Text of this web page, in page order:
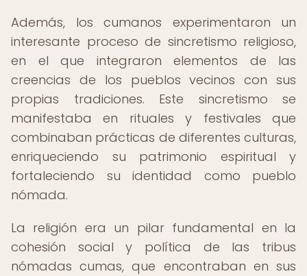
Además, los cumanos experimentaron un
interesante proceso de sincretismo religioso,
en el que integraron elementos de las
creencias de los pueblos vecinos con sus
propias tradiciones. Este sincretismo se
manifestaba en rituales y festivales que
combinaban prácticas de diferentes culturas,
enriqueciendo su patrimonio espiritual y
fortaleciendo su identidad como pueblo
nómada.
La religión era un pilar fundamental en la
cohesión social y política de las tribus
nómadas cumas, que encontraban en sus